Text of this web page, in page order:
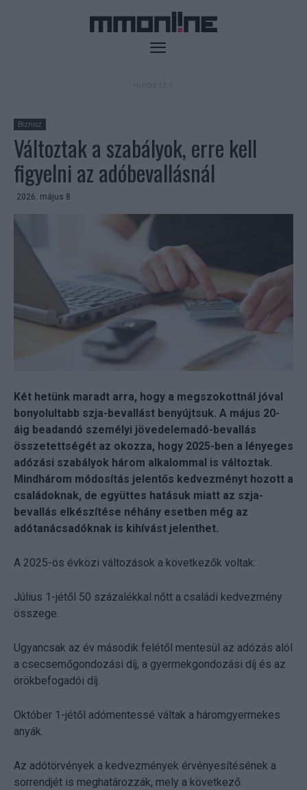
Biznisz
Változtak a szabályok, erre kell
figyelni az adóbevallásnál
2026. május 8.
Két hetünk maradt arra, hogy a megszokottnál jóval
bonyolultabb szja-bevallást benyújtsuk. A május 20-
áig beadandó személyi jövedelemadó-bevallás
összetettségét az okozza, hogy 2025-ben a lényeges
adózási szabályok három alkalommal is változtak.
Mindhárom módosítás jelentős kedvezményt hozott a
családoknak, de együttes hatásuk miatt az szja-
bevallás elkészítése néhány esetben még az
adótanácsadóknak is kihívást jelenthet.
A 2025-ös évközi változások a következők voltak:
Július 1-jétől 50 százalékkal nőtt a családi kedvezmény
összege.
Ugyancsak az év második felétől mentesül az adózás alól
a csecsemőgondozási díj, a gyermekgondozási díj és az
örökbefogadói díj.
Október 1-jétől adómentessé váltak a háromgyermekes
anyák.
Az adótörvények a kedvezmények érvényesítésének a
sorrendjét is meghatározzák, mely a következő: